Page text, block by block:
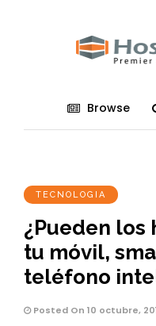
Browse
TECNOLOGIA
¿Pueden los
tu móvil,
teléfono
Posted On 10 octubre,